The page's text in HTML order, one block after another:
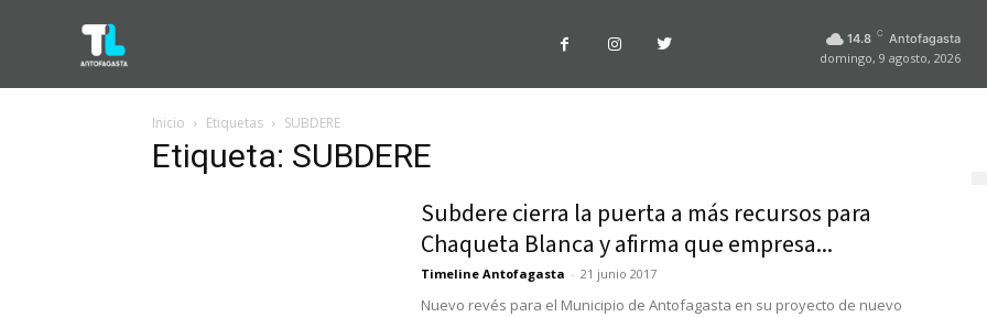
14.8 C Antofagasta
domingo, 9 agosto, 2026
Inicio Etiquetas SUBDERE
Etiqueta: SUBDERE
Subdere cierra la puerta a más recursos para
Chaqueta Blanca y afirma que empresa...
Timeline Antofagasta - 21 junio 2017
Nuevo revés para el Municipio de Antofagasta en su proyecto de nuevo